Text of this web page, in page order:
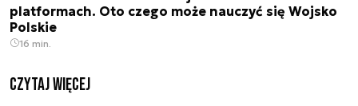
platformach. Oto czego może nauczyć się Wojsko
Polskie
16 min.
czytaj więcej